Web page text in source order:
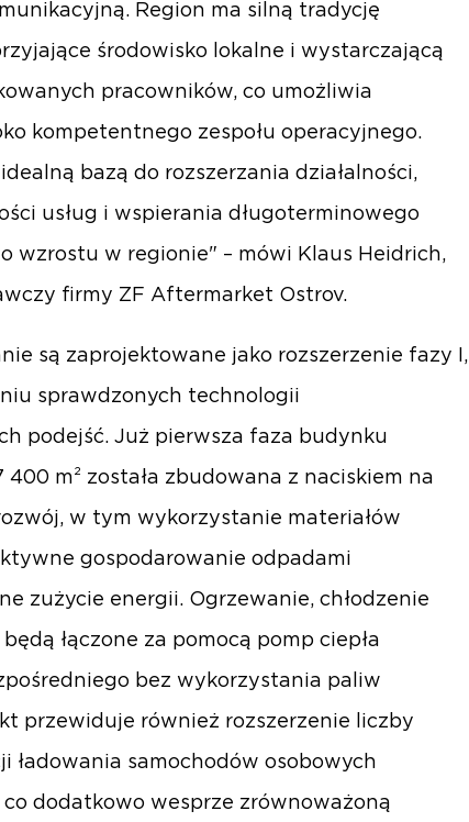
Region ma silną tradycję
środowisko lokalne i wystarczającą
pracowników, co umożliwia
kompetentnego zespołu operacyjnego.
bazą do rozszerzania działalności,
usług i wspierania długoterminowego
wzrostu w regionie" – mówi Klaus Heidrich,
firmy ZF Aftermarket Ostrov.
są zaprojektowane jako rozszerzenie fazy I,
sprawdzonych technologii
podejść. Już pierwsza faza budynku
m² została zbudowana z naciskiem na
w tym wykorzystanie materiałów
gospodarowanie odpadami
zużycie energii. Ogrzewanie, chłodzenie
łączone za pomocą pomp ciepła
bez wykorzystania paliw
przewiduje również rozszerzenie liczby
ładowania samochodów osobowych
co dodatkowo wesprze zrównoważoną